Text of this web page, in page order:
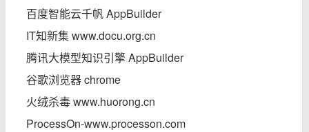
百度智能云千帆 AppBuilder
IT知新集 www.docu.org.cn
腾讯大模型知识引擎 AppBuilder
谷歌浏览器 chrome
火绒杀毒 www.huorong.cn
ProcessOn-www.processon.com